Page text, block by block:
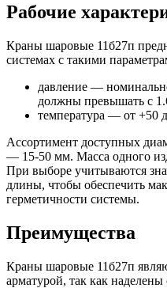
Рабочие
Краны шаровые 11б27п
системах с такими
давление —
должны превышать с
температура — от +50
Ассортимент доступных
— 15-50 мм. Масса одного
При выборе учитываются
длины, чтобы обеспечить
герметичности системы.
Преимущества
Краны шаровые 11б27п
арматурой, так как